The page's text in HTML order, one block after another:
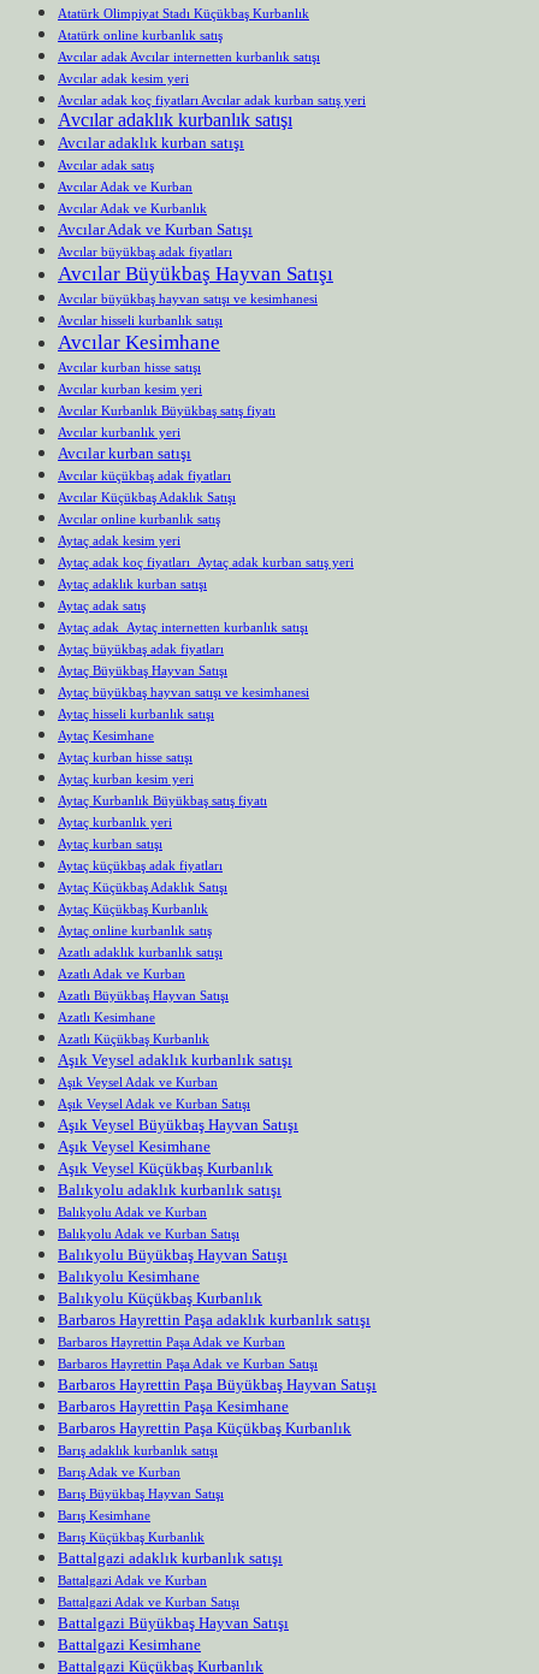
Atatürk Olimpiyat Stadı Küçükbaş Kurbanlık
Atatürk online kurbanlık satış
Avcılar adak Avcılar internetten kurbanlık satışı
Avcılar adak kesim yeri
Avcılar adak koç fiyatları Avcılar adak kurban satış yeri
Avcılar adaklık kurbanlık satışı
Avcılar adaklık kurban satışı
Avcılar adak satış
Avcılar Adak ve Kurban
Avcılar Adak ve Kurbanlık
Avcılar Adak ve Kurban Satışı
Avcılar büyükbaş adak fiyatları
Avcılar Büyükbaş Hayvan Satışı
Avcılar büyükbaş hayvan satışı ve kesimhanesi
Avcılar hisseli kurbanlık satışı
Avcılar Kesimhane
Avcılar kurban hisse satışı
Avcılar kurban kesim yeri
Avcılar Kurbanlık Büyükbaş satış fiyatı
Avcılar kurbanlık yeri
Avcılar kurban satışı
Avcılar küçükbaş adak fiyatları
Avcılar Küçükbaş Adaklık Satışı
Avcılar online kurbanlık satış
Aytaç adak kesim yeri
Aytaç adak koç fiyatları Aytaç adak kurban satış yeri
Aytaç adaklık kurban satışı
Aytaç adak satış
Aytaç adak Aytaç internetten kurbanlık satışı
Aytaç büyükbaş adak fiyatları
Aytaç Büyükbaş Hayvan Satışı
Aytaç büyükbaş hayvan satışı ve kesimhanesi
Aytaç hisseli kurbanlık satışı
Aytaç Kesimhane
Aytaç kurban hisse satışı
Aytaç kurban kesim yeri
Aytaç Kurbanlık Büyükbaş satış fiyatı
Aytaç kurbanlık yeri
Aytaç kurban satışı
Aytaç küçükbaş adak fiyatları
Aytaç Küçükbaş Adaklık Satışı
Aytaç Küçükbaş Kurbanlık
Aytaç online kurbanlık satış
Azatlı adaklık kurbanlık satışı
Azatlı Adak ve Kurban
Azatlı Büyükbaş Hayvan Satışı
Azatlı Kesimhane
Azatlı Küçükbaş Kurbanlık
Aşık Veysel adaklık kurbanlık satışı
Aşık Veysel Adak ve Kurban
Aşık Veysel Adak ve Kurban Satışı
Aşık Veysel Büyükbaş Hayvan Satışı
Aşık Veysel Kesimhane
Aşık Veysel Küçükbaş Kurbanlık
Balıkyolu adaklık kurbanlık satışı
Balıkyolu Adak ve Kurban
Balıkyolu Adak ve Kurban Satışı
Balıkyolu Büyükbaş Hayvan Satışı
Balıkyolu Kesimhane
Balıkyolu Küçükbaş Kurbanlık
Barbaros Hayrettin Paşa adaklık kurbanlık satışı
Barbaros Hayrettin Paşa Adak ve Kurban
Barbaros Hayrettin Paşa Adak ve Kurban Satışı
Barbaros Hayrettin Paşa Büyükbaş Hayvan Satışı
Barbaros Hayrettin Paşa Kesimhane
Barbaros Hayrettin Paşa Küçükbaş Kurbanlık
Barış adaklık kurbanlık satışı
Barış Adak ve Kurban
Barış Büyükbaş Hayvan Satışı
Barış Kesimhane
Barış Küçükbaş Kurbanlık
Battalgazi adaklık kurbanlık satışı
Battalgazi Adak ve Kurban
Battalgazi Adak ve Kurban Satışı
Battalgazi Büyükbaş Hayvan Satışı
Battalgazi Kesimhane
Battalgazi Küçükbaş Kurbanlık